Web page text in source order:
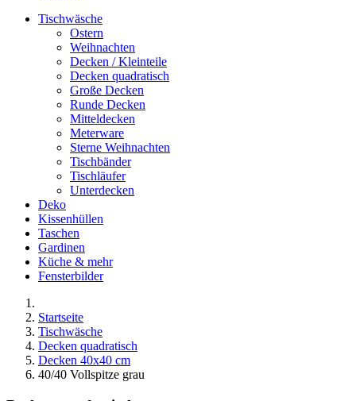
Tischwäsche
Ostern
Weihnachten
Decken / Kleinteile
Decken quadratisch
Große Decken
Runde Decken
Mitteldecken
Meterware
Sterne Weihnachten
Tischbänder
Tischläufer
Unterdecken
Deko
Kissenhüllen
Taschen
Gardinen
Küche & mehr
Fensterbilder
Startseite
Tischwäsche
Decken quadratisch
Decken 40x40 cm
40/40 Vollspitze grau